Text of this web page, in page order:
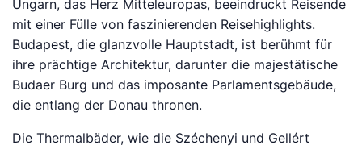
Ungarn, das Herz Mitteleuropas, beeindruckt Reisende
mit einer Fülle von faszinierenden Reisehighlights.
Budapest, die glanzvolle Hauptstadt, ist berühmt für
ihre prächtige Architektur, darunter die majestätische
Budaer Burg und das imposante Parlamentsgebäude,
die entlang der Donau thronen.
Die Thermalbäder, wie die Széchenyi und Gellért